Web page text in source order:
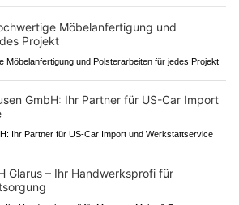
Möbelanfertigung und Polsterarbeiten für jedes Projekt
Ihr Partner für US-Car Import und Werkstattservice